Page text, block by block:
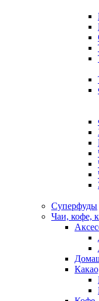
Суперфуды
Чаи, кофе,